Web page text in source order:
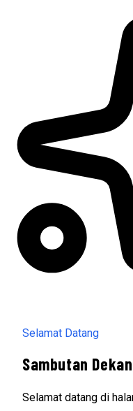
Selamat Datang
Sambutan Dekan
Selamat datang di